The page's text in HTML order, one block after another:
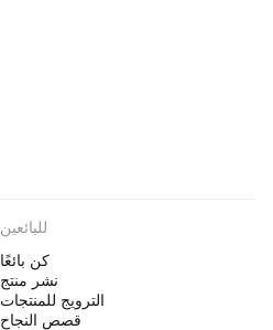
للبائعين
كن بائعًا
نشر منتج
الترويج للمنتجات
قصص النجاح